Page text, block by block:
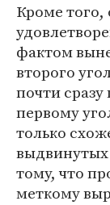
Кроме того,
фактом
второго
почти
первому
только
тому, что
меткому